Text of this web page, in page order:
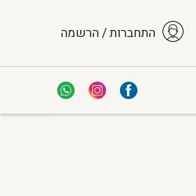
התחברות / הרשמה